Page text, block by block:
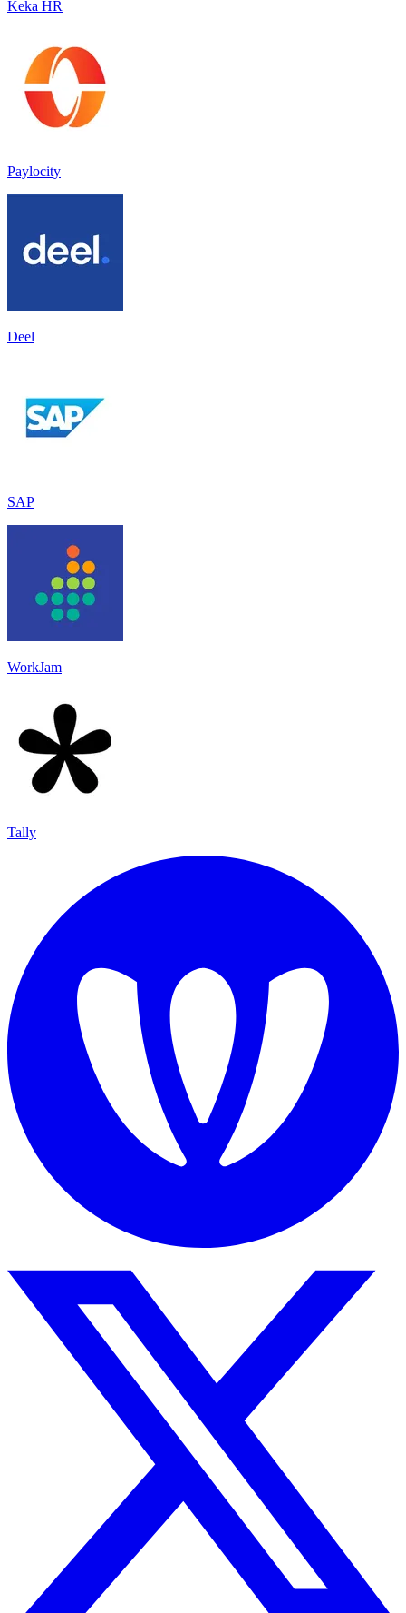
Keka HR
Paylocity
Deel
SAP
WorkJam
Tally